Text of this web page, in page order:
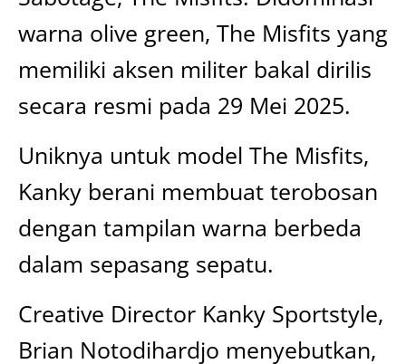
warna olive green, The Misfits yang
memiliki aksen militer bakal dirilis
secara resmi pada 29 Mei 2025.
Uniknya untuk model The Misfits,
Kanky berani membuat terobosan
dengan tampilan warna berbeda
dalam sepasang sepatu.
Creative Director Kanky Sportstyle,
Brian Notodihardjo menyebutkan,